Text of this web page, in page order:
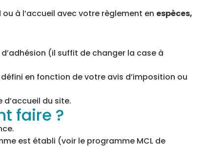
à l’accueil avec votre règlement en espèces,
(il suffit de changer la case à
en fonction de votre avis d’imposition ou
du site.
faire ?
est établi (voir le programme MCL de